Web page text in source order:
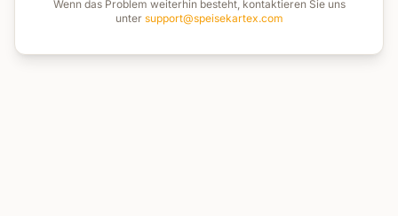
Wenn das Problem weiterhin besteht, kontaktieren Sie uns
unter support@speisekartex.com